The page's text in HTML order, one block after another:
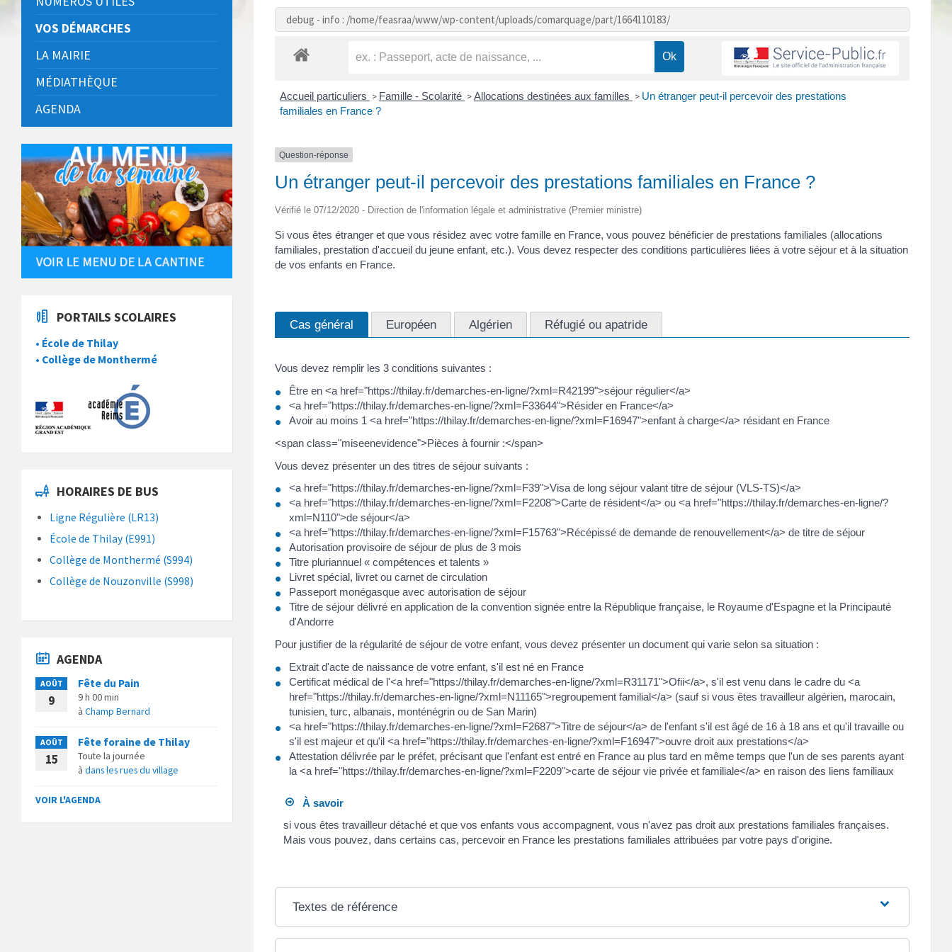
debug - info : /home/feasraa/www/wp-content/uploads/comarquage/part/1664110183/
Accueil particuliers > Famille - Scolarité >Allocations destinées aux familles > Un étranger peut-il percevoir des prestations
familiales en France ?
Question-réponse
Un étranger peut-il percevoir des prestations familiales en France ?
Vérifié le 07/12/2020 - Direction de l'information légale et administrative (Premier ministre)
Si vous êtes étranger et que vous résidez avec votre famille en France, vous pouvez bénéficier de prestations familiales (allocations
familiales, prestation d'accueil du jeune enfant, etc.). Vous devez respecter des conditions particulières liées à votre séjour et à la situation
de vos enfants en France.
Cas général Européen Algérien Réfugié ou apatride
Vous devez remplir les 3 conditions suivantes :
Être en <a href="https://thilay.fr/demarches-en-ligne/?xml=R42199">séjour régulier</a>
<a href="https://thilay.fr/demarches-en-ligne/?xml=F33644">Résider en France</a>
Avoir au moins 1 <a href="https://thilay.fr/demarches-en-ligne/?xml=F16947">enfant à charge</a> résidant en France
<span class="miseenevidence">Pièces à fournir :</span>
Vous devez présenter un des titres de séjour suivants :
<a href="https://thilay.fr/demarches-en-ligne/?xml=F39">Visa de long séjour valant titre de séjour (VLS-TS)</a>
<a href="https://thilay.fr/demarches-en-ligne/?xml=F2208">Carte de résident</a> ou <a href="https://thilay.fr/demarches-en-ligne/?
xml=N110">de séjour</a>
<a href="https://thilay.fr/demarches-en-ligne/?xml=F15763">Récépissé de demande de renouvellement</a> de titre de séjour
Autorisation provisoire de séjour de plus de 3 mois
Titre pluriannuel « compétences et talents »
Livret spécial, livret ou carnet de circulation
Passeport monégasque avec autorisation de séjour
Titre de séjour délivré en application de la convention signée entre la République française, le Royaume d'Espagne et la Principauté
d'Andorre
Pour justifier de la régularité de séjour de votre enfant, vous devez présenter un document qui varie selon sa situation :
Extrait d'acte de naissance de votre enfant, s'il est né en France
Certificat médical de l'<a href="https://thilay.fr/demarches-en-ligne/?xml=R31171">Ofii</a>, s'il est venu dans le cadre du <a
href="https://thilay.fr/demarches-en-ligne/?xml=N11165">regroupement familial</a> (sauf si vous êtes travailleur algérien, marocain,
tunisien, turc, albanais, monténégrin ou de San Marin)
<a href="https://thilay.fr/demarches-en-ligne/?xml=F2687">Titre de séjour</a> de l'enfant s'il est âgé de 16 à 18 ans et qu'il travaille ou
s'il est majeur et qu'il <a href="https://thilay.fr/demarches-en-ligne/?xml=F16947">ouvre droit aux prestations</a>
Attestation délivrée par le préfet, précisant que l'enfant est entré en France au plus tard en même temps que l'un de ses parents ayant
la <a href="https://thilay.fr/demarches-en-ligne/?xml=F2209">carte de séjour vie privée et familiale</a> en raison des liens familiaux
À savoir
si vous êtes travailleur détaché et que vos enfants vous accompagnent, vous n'avez pas droit aux prestations familiales françaises.
Mais vous pouvez, dans certains cas, percevoir en France les prestations familiales attribuées par votre pays d'origine.
Textes de référence
VOS DÉMARCHES
LA MAIRIE
MÉDIATHÈQUE
AGENDA
PORTAILS SCOLAIRES
• École de Thilay
• Collège de Monthermé
HORAIRES DE BUS
Ligne Régulière (LR13)
École de Thilay (E991)
Collège de Monthermé (S994)
Collège de Nouzonville (S998)
AGENDA
AOÛT
9
Fête du Pain
9 h 00 min
à Champ Bernard
AOÛT
15
Fête foraine de Thilay
Toute la journée
à dans les rues du village
VOIR L'AGENDA